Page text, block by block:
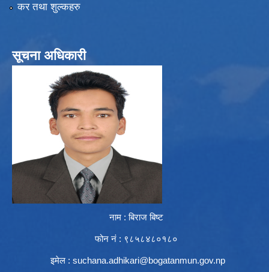
कर तथा शुल्कहरु
सूचना अधिकारी
नाम : बिराज बिष्ट
फोन नं : ९८५८४८०१८०
इमेल : suchana.adhikari@bogatanmun.gov.np